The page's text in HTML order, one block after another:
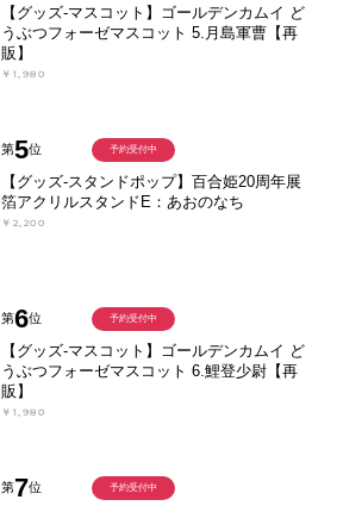
【グッズ-マスコット】ゴールデンカムイ ど
うぶつフォーゼマスコット 5.月島軍曹【再
販】
￥1,980
第5位
【グッズ-スタンドポップ】百合姫20周年展
箔アクリルスタンドE：あおのなち
￥2,200
予約受付中
第6位
【グッズ-マスコット】ゴールデンカムイ ど
うぶつフォーゼマスコット 6.鯉登少尉【再
販】
￥1,980
予約受付中
第7位 予約受付中